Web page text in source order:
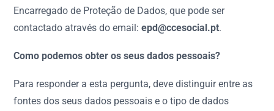
Encarregado de Proteção de Dados, que pode ser
contactado através do email: epd@ccesocial.pt.
Como podemos obter os seus dados pessoais?
Para responder a esta pergunta, deve distinguir entre as
fontes dos seus dados pessoais e o tipo de dados